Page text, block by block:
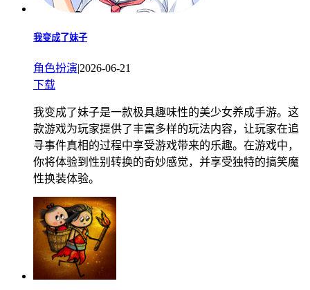
我变成了妹子
角色扮演|2026-06-21
下载
我变成了妹子是一款极具趣味性的美少女养成手游。这
款游戏为玩家提供了丰富多样的玩法内容，让玩家在追
寻事件真相的过程中享受游戏带来的乐趣。在游戏中，
你将体验到性别转换的奇妙感觉，并享受独特的搞笑魔
性换装体验。